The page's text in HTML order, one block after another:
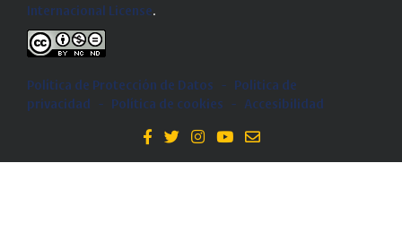
Internacional License.
Política de Protección de Datos - Politica de
privacidad
- Política de cookies - Accesibilidad